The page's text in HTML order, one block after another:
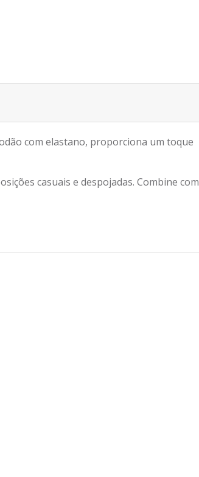
com elastano, proporciona um toque
casuais e despojadas. Combine com